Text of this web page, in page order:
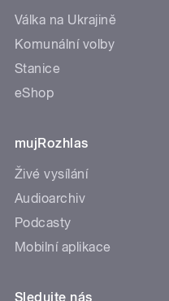
Válka na Ukrajině
Komunální volby
Stanice
eShop
mujRozhlas
Živé vysílání
Audioarchiv
Podcasty
Mobilní aplikace
Sledujte nás